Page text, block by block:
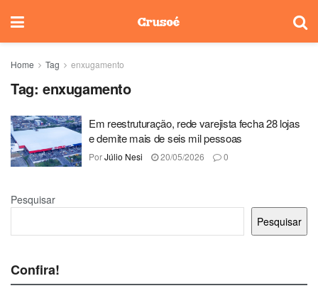
Home Tag enxugamento
Tag: enxugamento
Em reestruturação, rede varejista fecha 28 lojas
e demite mais de seis mil pessoas
PorJúlio Nesi 20/05/2026 0
Pesquisar
Pesquisar
Confira!